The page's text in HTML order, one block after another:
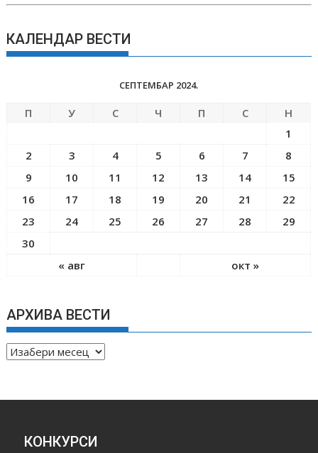
КАЛЕНДАР ВЕСТИ
СЕПТЕМБАР 2024.
П У С Ч П С Н
« авг окт »
1
2
3 4 5 6 7
8
9
10 11 12 13 14
15
16
17 18 19 20 21
22
23
24 25 26 27 28
29
30
АРХИВА ВЕСТИ
А
И
КОНКУРСИ